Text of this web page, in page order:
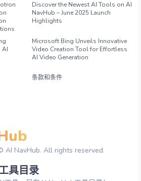
Discover the Newest AI Tools on AI
NavHub – June 2025 Launch
Highlights
AI
Microsoft Bing Unveils Innovative
Video Creation Tool for Effortless
AI Video Generation
条款和条件
NavHub. All rights reserved.
具目录